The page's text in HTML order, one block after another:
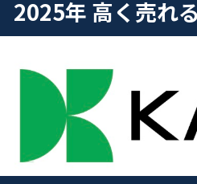
2025年 高く売れ